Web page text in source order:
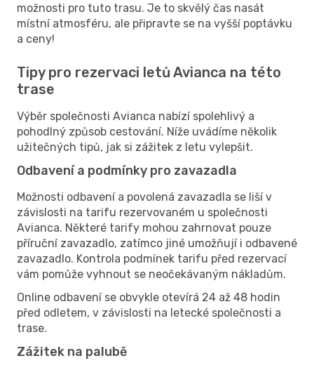
možnosti pro tuto trasu. Je to skvělý čas nasát
místní atmosféru, ale připravte se na vyšší poptávku
a ceny!
Tipy pro rezervaci letů Avianca na této
trase
Výběr společnosti Avianca nabízí spolehlivý a
pohodlný způsob cestování. Níže uvádíme několik
užitečných tipů, jak si zážitek z letu vylepšit.
Odbavení a podmínky pro zavazadla
Možnosti odbavení a povolená zavazadla se liší v
závislosti na tarifu rezervovaném u společnosti
Avianca. Některé tarify mohou zahrnovat pouze
příruční zavazadlo, zatímco jiné umožňují i odbavené
zavazadlo. Kontrola podmínek tarifu před rezervací
vám pomůže vyhnout se neočekávaným nákladům.
Online odbavení se obvykle otevírá 24 až 48 hodin
před odletem, v závislosti na letecké společnosti a
trase.
Zážitek na palubě